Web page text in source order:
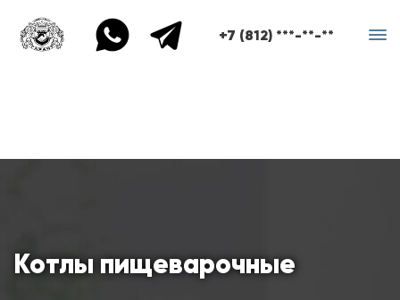
+7 (812) ***-**-**
Котлы пищеварочные